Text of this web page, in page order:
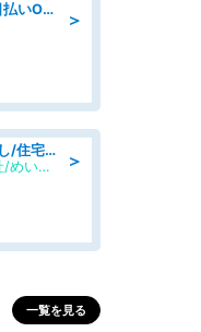
＞
マシンオペレーター/未経験OK/日払いOK/寮費無料/交替制/20・30・40代活躍中
＞
介護職員/介護福祉士/残業ほぼなし/住宅型有料老人ホームの介護士/シフト相談可
めいじ永寿介護サービス 株式会社/めいじ永寿介護サービスセンター
一覧を見る